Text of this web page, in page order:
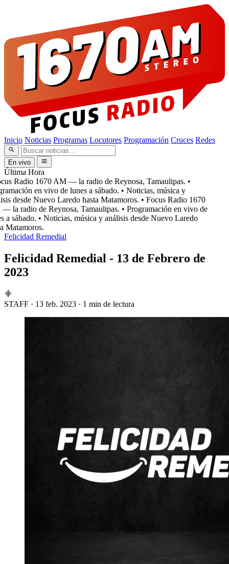
Inicio Noticias Programas Locutores Programación Cruces Redes
En vivo
Última Hora
Radio 1670 AM — la radio de Reynosa, Tamaulipas. •
en vivo de lunes a sábado. • Noticias, música y
desde Nuevo Laredo hasta Matamoros. • Focus Radio 1670
la radio de Reynosa, Tamaulipas. • Programación en vivo de
a sábado. • Noticias, música y análisis desde Nuevo Laredo
Matamoros.
Felicidad Remedial
Felicidad Remedial - 13 de Febrero de
2023
STAFF · 13 feb. 2023 · 1 min de lectura